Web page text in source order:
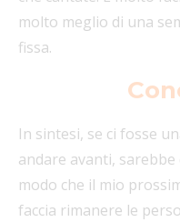
molto meglio di una
fissa.
In sintesi, se ci fosse
andare avanti,
modo che il mio
faccia rimanere le